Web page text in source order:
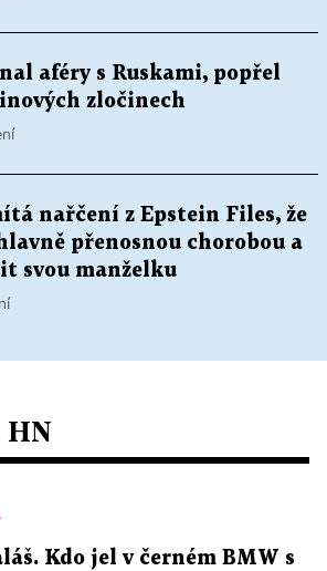
aféry s Ruskami, popřel
zločinech
nařčení z Epstein Files, že
přenosnou chorobou a
svou manželku
HN
Kdo jel v černém BMW s